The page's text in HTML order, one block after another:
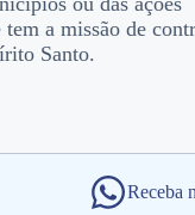
tem a missão de
Santo.
Receba